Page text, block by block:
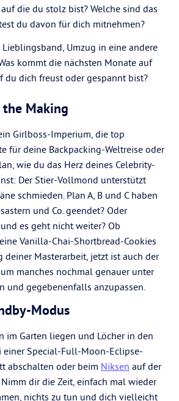
die du stolz bist? Welche sind das
du davon für dich mitnehmen?
Lieblingsband, Umzug in eine andere
kommt die nächsten Monate auf
du dich freust oder gespannt bist?
Making
Girlboss-Imperium, die top
für deine Backpacking-Weltreise oder
wie du das Herz deines Celebrity-
Der Stier-Vollmond unterstützt
schmieden. Plan A, B und C haben
und Co. geendet? Oder
es geht nicht weiter? Ob
Vanilla-Chai-Shortbread-Cookies
deiner Masterarbeit, jetzt ist auch der
manches nochmal genauer unter
und gegebenenfalls anzupassen.
Modus
im Garten liegen und Löcher in den
einer Special-Full-Moon-Eclipse-
abschalten oder beim Niksen auf der
dir die Zeit, einfach mal wieder
nichts zu tun und dich vielleicht